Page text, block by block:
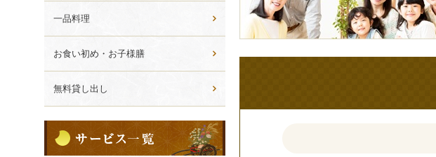
ご
意
見
も
か
一品料理
お食い初め・お子様膳
無料貸し出し
ー